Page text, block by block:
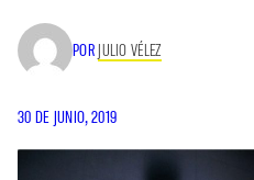
POR JULIO VÉLEZ
30 DE JUNIO, 2019